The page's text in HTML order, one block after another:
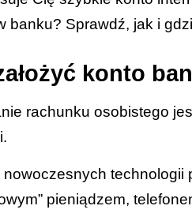
banku? Sprawdź, jak i
konto
rachunku osobistego
nowoczesnych technologii
pieniądzem,